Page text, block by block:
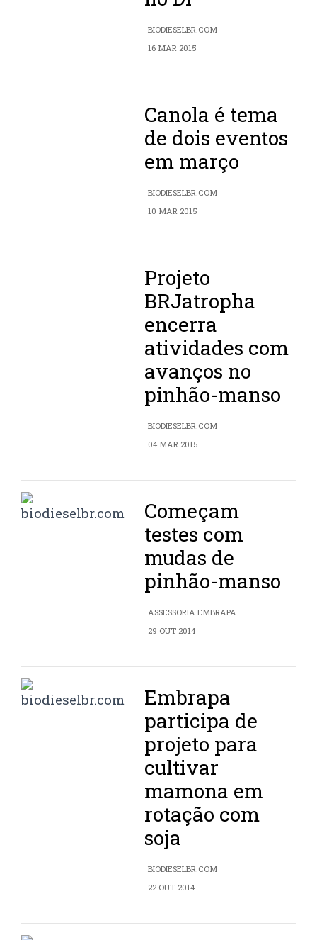
BIODIESELBR.COM
16 MAR 2015
Canola é tema
de dois eventos
em março
BIODIESELBR.COM
10 MAR 2015
Projeto
BRJatropha
encerra
atividades com
avanços no
pinhão-manso
BIODIESELBR.COM
04 MAR 2015
Começam
testes com
mudas de
pinhão-manso
ASSESSORIA EMBRAPA
29 OUT 2014
Embrapa
participa de
projeto para
cultivar
mamona em
rotação com
soja
BIODIESELBR.COM
22 OUT 2014